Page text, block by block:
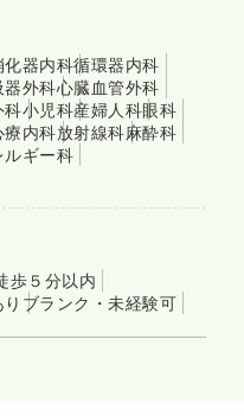
化器内科循環器内科
器外科心臓血管外科
科小児科産婦人科眼科
療内科放射線科麻酔科
ルギー科
歩５分以内
ブランク・未経験可